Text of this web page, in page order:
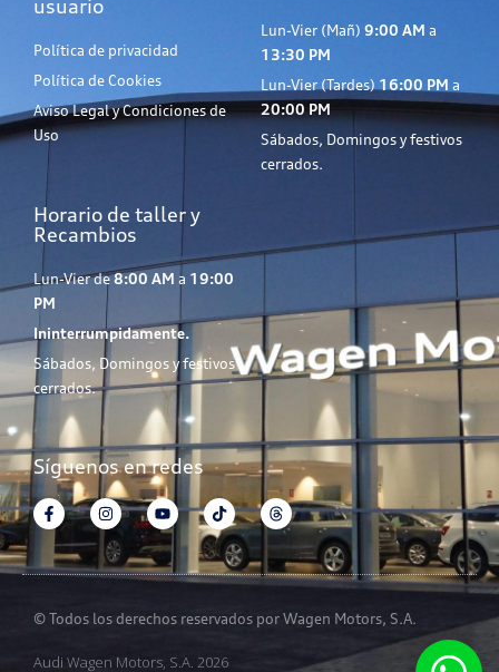
usuario
Política de privacidad
Política de Cookies
Aviso Legal y Condiciones de
Uso
Lun-Vier (Mañ) 9:00 AM a
13:30 PM
Lun-Vier (Tardes) 16:00 PM a
20:00 PM
Sábados, Domingos y festivos
cerrados.
Horario de taller y
Recambios
Lun-Vier de8:00 AM a 19:00
PM
Ininterrumpidamente.
Sábados, Domingos y festivos
cerrados.
Síguenos en redes
© Todos los derechos reservados por Wagen Motors, S.A.
Audi Wagen Motors, S.A. 2026